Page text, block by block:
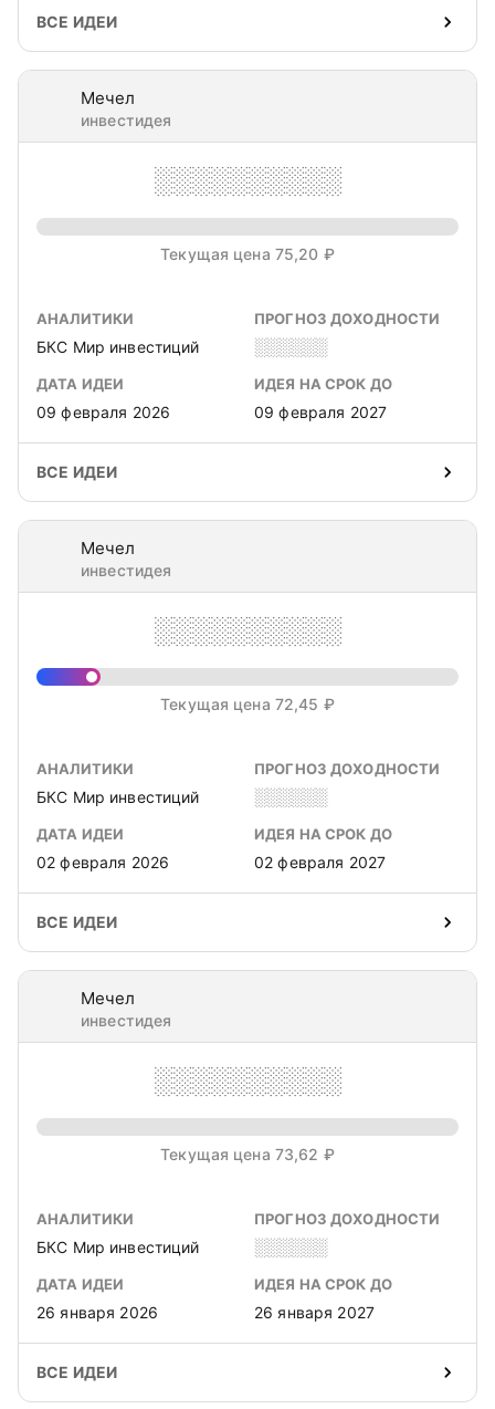
ВСЕ ИДЕИ
Мечел
инвестидея
░░░░░░░░░░
Текущая цена 75,20 ₽
АНАЛИТИКИ
БКС Мир инвестиций
ПРОГНОЗ ДОХОДНОСТИ
░░░░░░
ДАТА ИДЕИ
09 февраля 2026
ИДЕЯ НА СРОК ДО
09 февраля 2027
ВСЕ ИДЕИ
Мечел
инвестидея
░░░░░░░░░░
Текущая цена 72,45 ₽
АНАЛИТИКИ
БКС Мир инвестиций
ПРОГНОЗ ДОХОДНОСТИ
░░░░░░
ДАТА ИДЕИ
02 февраля 2026
ИДЕЯ НА СРОК ДО
02 февраля 2027
ВСЕ ИДЕИ
Мечел
инвестидея
░░░░░░░░░░
Текущая цена 73,62 ₽
АНАЛИТИКИ
БКС Мир инвестиций
ПРОГНОЗ ДОХОДНОСТИ
░░░░░░
ДАТА ИДЕИ
26 января 2026
ИДЕЯ НА СРОК ДО
26 января 2027
ВСЕ ИДЕИ